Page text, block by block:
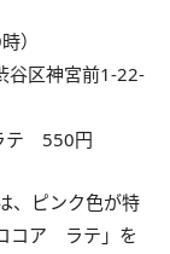
）
谷区神宮前1-22-
テ 550円
、ピンク色が特
コア ラテ」を